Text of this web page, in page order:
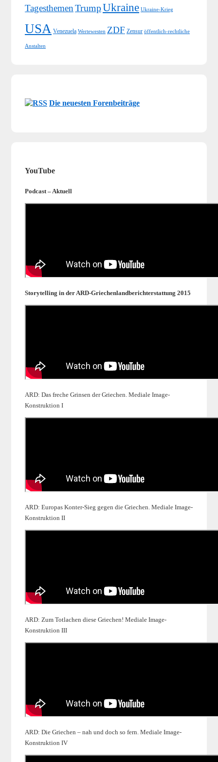
TagesthemenTrumpUkraine Ukraine-Krieg
USA Venezuela Wertewesten ZDF Zensur öffentlich-rechtliche
Anstalten
Die neuesten Forenbeiträge
YouTube
Podcast – Aktuell
Storytelling in der ARD-Griechenlandberichterstattung 2015
ARD: Das freche Grinsen der Griechen. Mediale Image-
Konstruktion I
ARD: Europas Konter-Sieg gegen die Griechen. Mediale Image-
Konstruktion II
ARD: Zum Totlachen diese Griechen! Mediale Image-
Konstruktion III
ARD: Die Griechen – nah und doch so fern. Mediale Image-
Konstruktion IV